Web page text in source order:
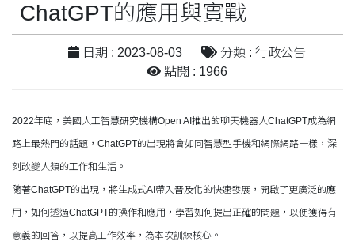
ChatGPT的應用與實戰
日期 : 2023-08-03
分類 : 行政公告
點閱 : 1966
2022年底，美國人工智慧研究機構Open AI推出的聊天機器人ChatGPT成為網
路上最熱門的話題，ChatGPT的出現將會如同智慧型手機和網際網路一樣，深
刻改變人類的工作和生活。
隨著ChatGPT的出現，將生成式AI帶入普及化的快速發展，開啟了更廣泛的應
用，如何透過ChatGPT的操作和應用，學習如何提出正確的問題，以便獲得有
意義的回答，以提高工作效率，為本次訓練核心。